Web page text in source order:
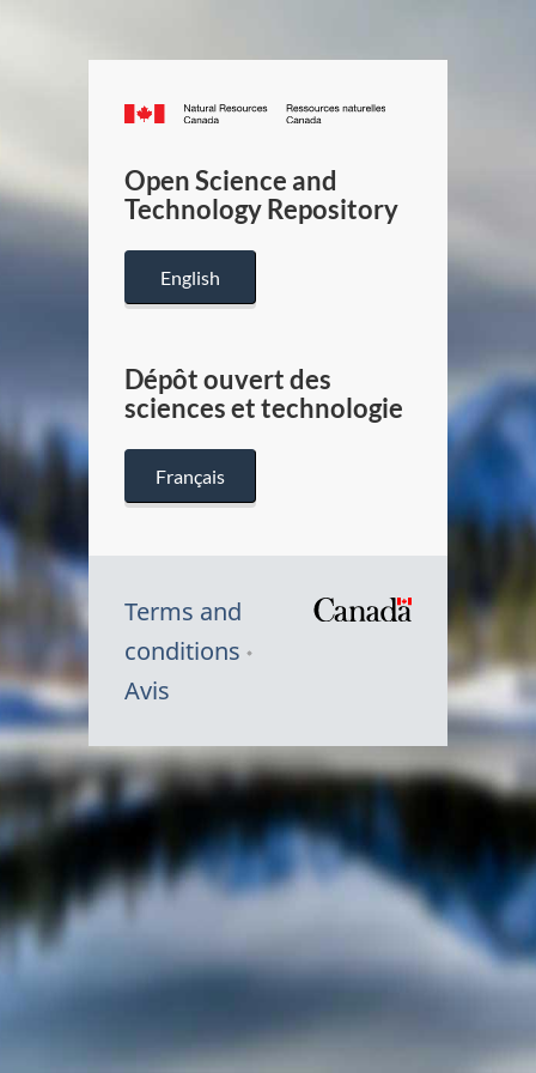
Canada.ca
/
Canada
Open Science and
Technology Repository
English
Dépôt ouvert des
sciences et technologie
Français
Terms and
conditions
Avis
Symbole
du
Canada